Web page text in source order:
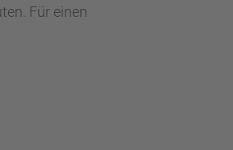
Für einen